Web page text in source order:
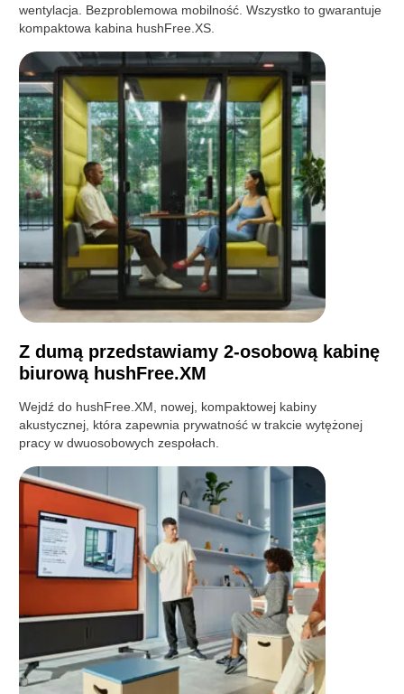
wentylacja. Bezproblemowa mobilność. Wszystko to gwarantuje
kompaktowa kabina hushFree.XS.
Z dumą przedstawiamy 2-osobową kabinę
biurową hushFree.XM
Wejdź do hushFree.XM, nowej, kompaktowej kabiny
akustycznej, która zapewnia prywatność w trakcie wytężonej
pracy w dwuosobowych zespołach.